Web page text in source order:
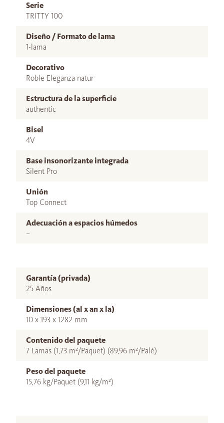
Serie
TRITTY 100
Diseño / Formato de lama
1-lama
Decorativo
Roble Eleganza natur
Estructura de la superficie
authentic
Bisel
4V
Base insonorizante integrada
Silent Pro
Unión
Top Connect
Adecuación a espacios húmedos
–
Garantía (privada)
25 Años
Dimensiones (al x an x la)
10 x 193 x 1282 mm
Contenido del paquete
7 Lamas (1,73 m²/Paquet) (89,96 m²/Palé)
Peso del paquete
15,76 kg/Paquet (9,11 kg/m²)